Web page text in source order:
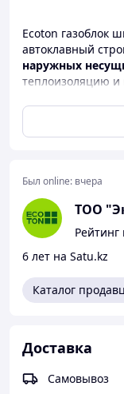
Ecoton газоблок
автоклавный
наружных
теплоизоляцию и
таунхаусов и
· Размер:
Плотность:
· Прочность:
·
· Тип кладки:
✅ Преимущества:
Был online: вчера
ТОО
6 лет на Satu.kz
Каталог
Доставка
Самовывоз